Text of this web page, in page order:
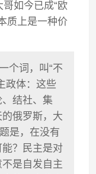
如今已成“欧
质上是一种价
个词，叫“不
政体：这些
结社、集
俄罗斯，大
是，在没有
？民主是对
是自发自主